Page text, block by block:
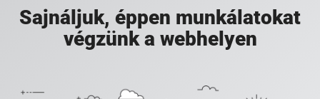
Sajnáljuk, éppen munkálatokat
végzünk a webhelyen